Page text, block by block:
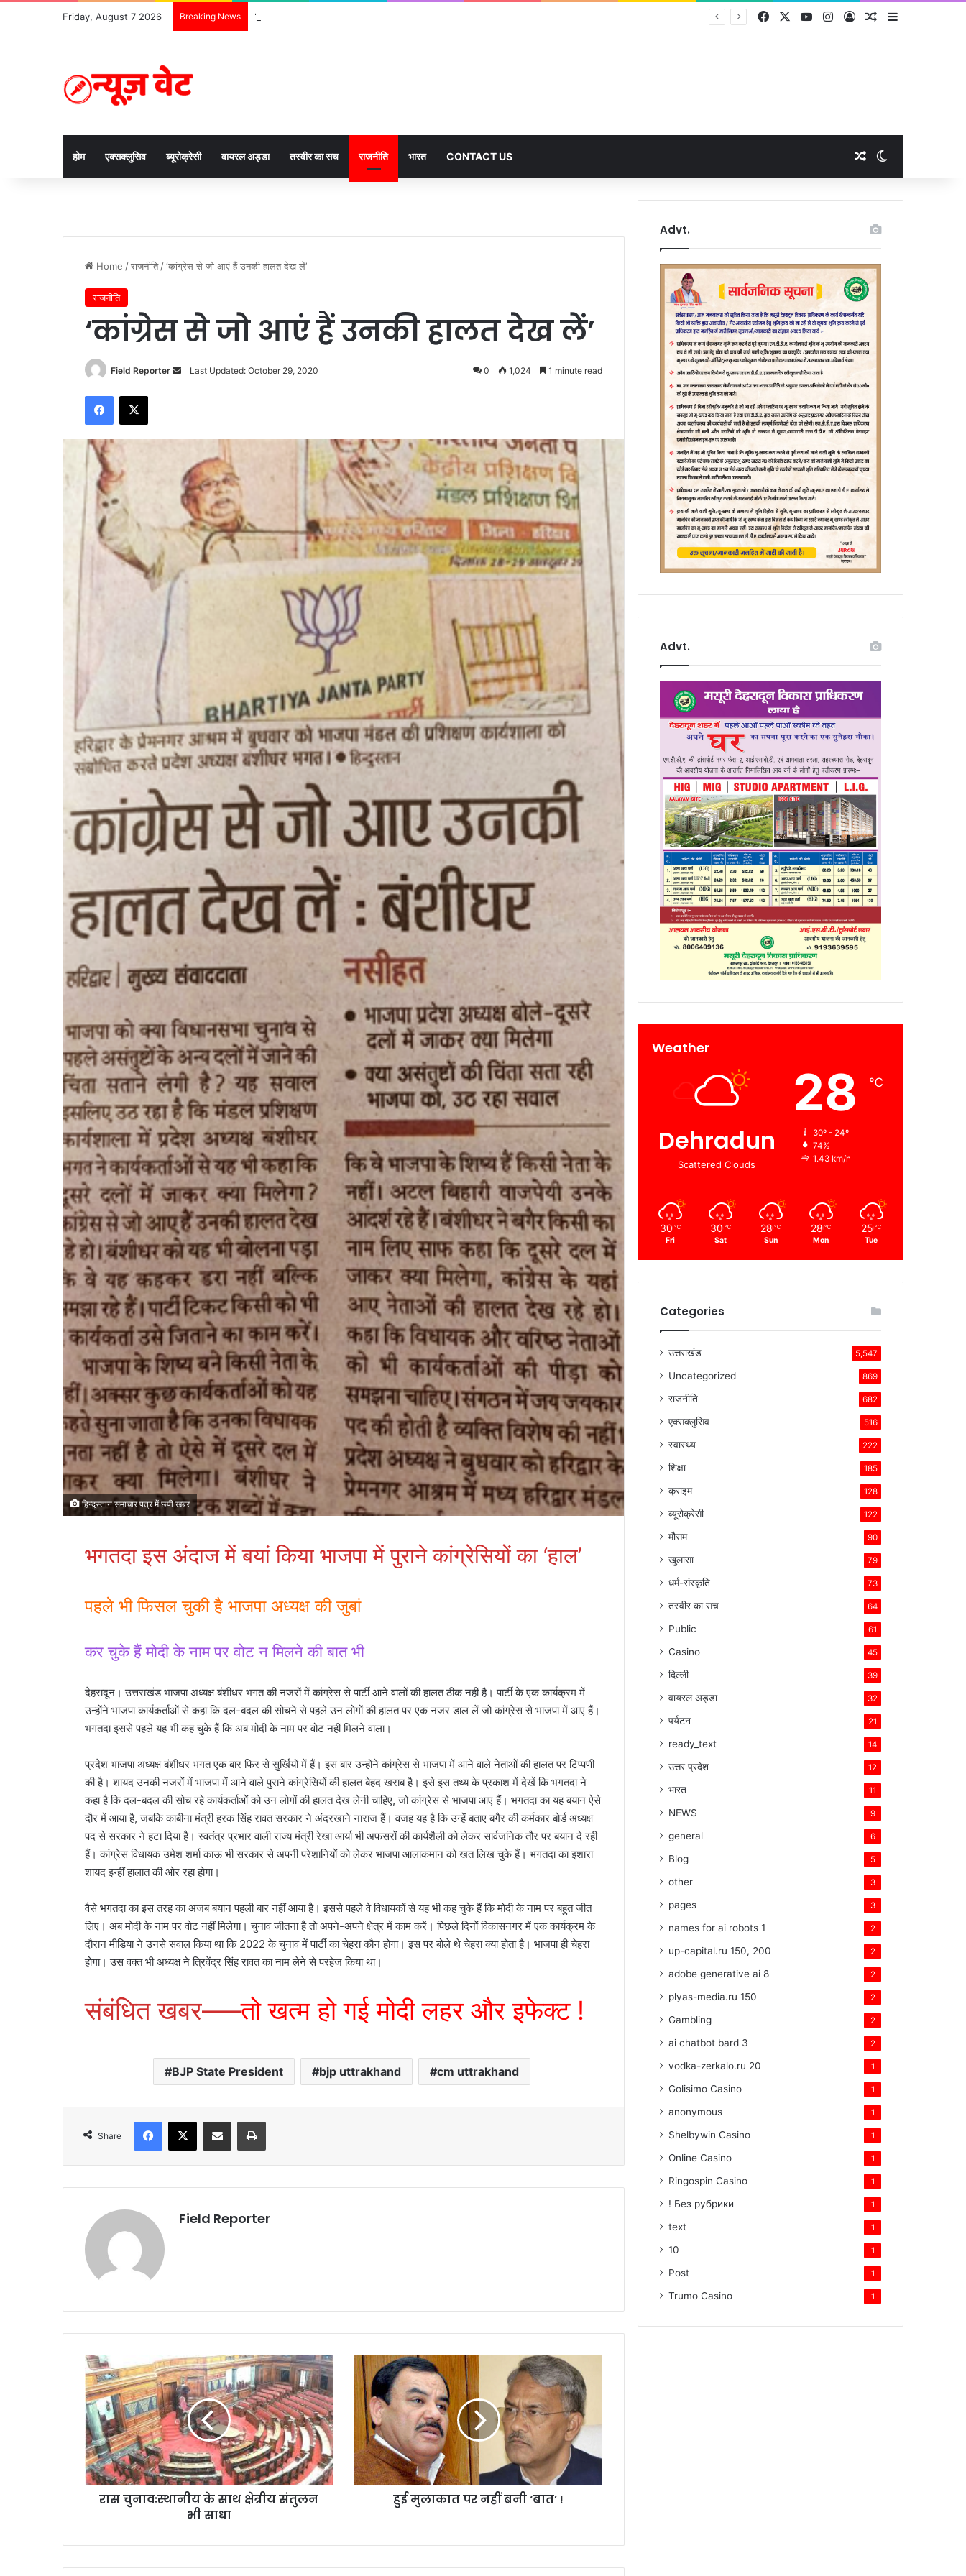
Friday, August 7 2026 Breaking News दिसंबर से पहले ढाई हजार से अधिक पदों के लिए भरे जाएंगे फार्म FacebookYouTubeInstagram
Log InRandom Article
Sidebar
होम एक्सक्लुसिव ब्यूरोक्रेसी वायरल अड्डा तस्वीर का सच राजनीति भारत CONTACT US Random Article
Home /राजनीति /‘कांग्रेस से जो आएं हैं उनकी हालत देख लें’
राजनीति
‘कांग्रेस से जो आएं हैं उनकी हालत देख लें’
Field Reporter
SendLast Updated: October 29, 2020 0 1,024 1 minute read
Facebook
X
हिन्दुस्तान समाचार पत्र में छपी खबर
भगतदा इस अंदाज में बयां किया भाजपा में पुराने कांग्रेसियों का ‘हाल’
पहले भी फिसल चुकी है भाजपा अध्यक्ष की जुबां
कर चुके हैं मोदी के नाम पर वोट न मिलने की बात भी
देहरादून। उत्तराखंड भाजपा अध्यक्ष बंशीधर भगत की नजरों में कांग्रेस से पार्टी आने वालों की हालत ठीक नहीं है। पार्टी के एक कार्यक्रम में
उन्होंने भाजपा कार्यकर्ताओं से कहा कि दल-बदल की सोचने से पहले उन लोगों की हालत पर एक नजर डाल लें जो कांग्रेस से भाजपा में आए हैं।
भगतदा इससे पहले यह भी कह चुके हैं कि अब मोदी के नाम पर वोट नहीं मिलने वाला।
प्रदेश भाजपा अध्यक्ष बंशीधर भगत एक बार फिर से सुर्खियों में हैं। इस बार उन्होंने कांग्रेस से भाजपा में आने वाले नेताओं की हालत पर टिप्पणी
की है। शायद उनकी नजरों में भाजपा में आने वाले पुराने कांग्रेसियों की हालत बेहद खराब है। इसे इस तथ्य के प्रकाश में देखें कि भगतदा ने
कहा है कि दल-बदल की सोच रहे कार्यकर्ताओं को उन लोगों की हालत देख लेनी चाहिए, जो कांग्रेस से भाजपा आए हैं। भगतदा का यह बयान ऐसे
दौर में आया है, जबकि काबीना मंत्री हरक सिंह रावत सरकार ने अंदरखाने नाराज हैं। वजह यह है कि उन्हें बताए बगैर की कर्मकार बोर्ड अध्यक्ष
पद से सरकार ने हटा दिया है। स्वतंत्र प्रभार वाली राज्य मंत्री रेखा आर्या भी अफसरों की कार्यशैली को लेकर सार्वजनिक तौर पर बयान दे रही
हैं। कांग्रेस विधायक उमेश शर्मा काऊ भी सरकार से अपनी परेशानियों को लेकर भाजपा आलाकमान को खत लिख चुके हैं। भगतदा का इशारा
शायद इन्हीं हालात की ओर रहा होगा।
वैसे भगतदा का इस तरह का अजब बयान पहली बार नहीं आया है। इससे पहले वे विधायकों से यह भी कह चुके हैं कि मोदी के नाम पर बहुत जीत
लिए। अब मोदी के नाम पर वोट नहीं मिलेगा। चुनाव जीतना है तो अपने-अपने क्षेत्र में काम करें। पिछले दिनों विकासनगर में एक कार्यक्रम के
दौरान मीडिया ने उनसे सवाल किया था कि 2022 के चुनाव में पार्टी का चेहरा कौन होगा। इस पर बोले थे चेहरा क्या होता है। भाजपा ही चेहरा
होगा। उस वक्त भी अध्यक्ष ने त्रिवेंद्र सिंह रावत का नाम लेने से परहेज किया था।
संबंधित खबर—–तो खत्म हो गई मोदी लहर और इफेक्ट !
BJP State President bjp uttrakhand cm uttrakhand
Share
Facebook
X Share via Email Print
Field Reporter
रास
चुनावःस्थानीय
के
साथ
क्षेत्रीय
संतुलन
भी
साधा
रास चुनावःस्थानीय के साथ क्षेत्रीय संतुलन
भी साधा
हुई
मुलाकात
नहीं
बनी
‘बात’
!
हुई मुलाकात पर नहीं बनी ‘बात’ !
Advt.
Advt.
Weather
Dehradun
Scattered Clouds
28 ℃
30º - 24º
74%
1.43 km/h
30 ℃
Fri
30 ℃
Sat
28 ℃
Sun
28 ℃
Mon
25 ℃
Tue
Categories
उत्तराखंड 5,547
Uncategorized 869
राजनीति 682
एक्सक्लुसिव 516
स्वास्थ्य 222
शिक्षा 185
क्राइम 128
ब्यूरोक्रेसी 122
मौसम 90
खुलासा 79
धर्म-संस्कृति 73
तस्वीर का सच 64
Public 61
Casino 45
दिल्ली 39
वायरल अड्डा 32
पर्यटन 21
ready_text 14
उत्तर प्रदेश 12
भारत 11
NEWS 9
general 6
Blog 5
other 3
pages 3
names for ai robots 1 2
up-capital.ru 150, 200 2
adobe generative ai 8 2
plyas-media.ru 150 2
Gambling 2
ai chatbot bard 3 2
vodka-zerkalo.ru 20 1
Golisimo Casino 1
anonymous 1
Shelbywin Casino 1
Online Casino 1
Ringospin Casino 1
! Без рубрики 1
text 1
10 1
Post 1
Trumo Casino 1